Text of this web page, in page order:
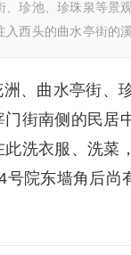
珍池、珍珠泉等景
西头的曲水亭街的
、曲水亭街、
街南侧的民居
洗衣服、洗菜
院东墙角后尚